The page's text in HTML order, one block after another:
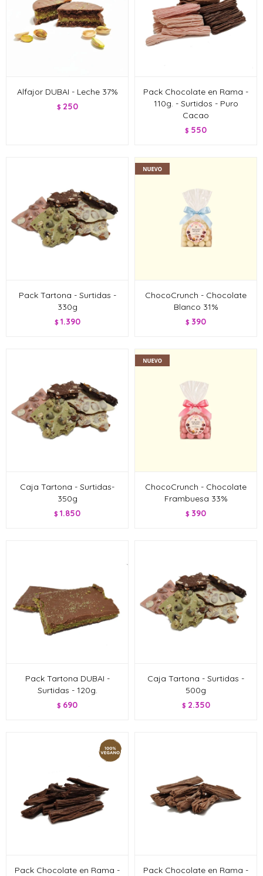
Alfajor DUBAI - Leche 37%
$ 250
Pack Chocolate en Rama -
110g. - Surtidos - Puro
Cacao
$ 550
Pack Tartona - Surtidas -
330g
$ 1.390
ChocoCrunch - Chocolate
Blanco 31%
$ 390
Caja Tartona - Surtidas-
350g
$ 1.850
ChocoCrunch - Chocolate
Frambuesa 33%
$ 390
Pack Tartona DUBAI -
Surtidas - 120g.
$ 690
Caja Tartona - Surtidas -
500g
$ 2.350
Pack Chocolate en Rama -
Pack Chocolate en Rama -